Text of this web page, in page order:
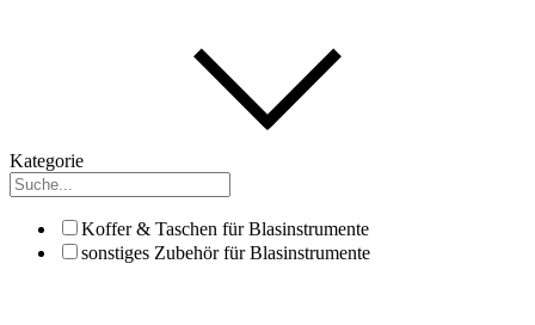
Kategorie
Koffer & Taschen für Blasinstrumente
sonstiges Zubehör für Blasinstrumente